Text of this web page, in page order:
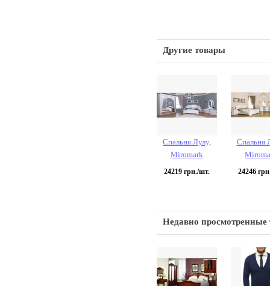
Другие товары
Спальня Лулу,
Miromark
24219 грн./шт.
Спальня
24246
Недавно просмотренные